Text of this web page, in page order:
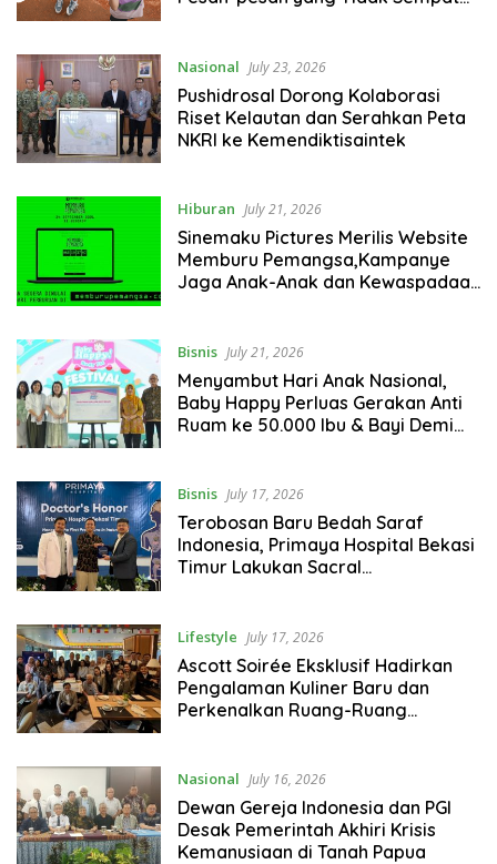
Nasional July 23, 2026
Pushidrosal Dorong Kolaborasi
Riset Kelautan dan Serahkan Peta
NKRI ke Kemendiktisaintek
Hiburan July 21, 2026
Sinemaku Pictures Merilis Website
Memburu Pemangsa,Kampanye
Jaga Anak-Anak dan Kewaspadaan
Bisnis July 21, 2026
Menyambut Hari Anak Nasional,
Baby Happy Perluas Gerakan Anti
Ruam ke 50.000 Ibu & Bayi Demi
Bisnis July 17, 2026
Terobosan Baru Bedah Saraf
Indonesia, Primaya Hospital Bekasi
Timur Lakukan Sacral
Lifestyle July 17, 2026
Ascott Soirée Eksklusif Hadirkan
Pengalaman Kuliner Baru dan
Perkenalkan Ruang-Ruang
Nasional July 16, 2026
Dewan Gereja Indonesia dan PGI
Desak Pemerintah Akhiri Krisis
Kemanusiaan di Tanah Papua